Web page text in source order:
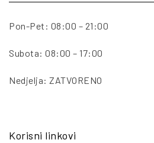
Pon-Pet: 08:00 – 21:00
Subota: 08:00 – 17:00
Nedjelja: ZATVORENO
Korisni linkovi